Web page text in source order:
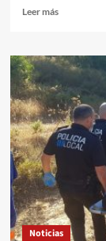
Leer más
Noticias